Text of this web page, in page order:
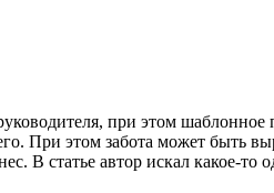
при этом
При этом забота может быть
В статье автор искал какое-